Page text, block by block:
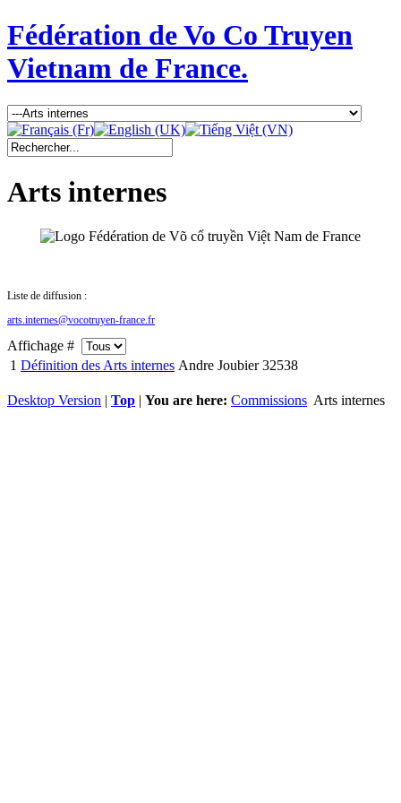
Fédération de Vo Co Truyen
Vietnam de France.
Liste de diffusion :
arts.internes@vocotruyen-france.fr
Affichage #
1 Définition des Arts internes Andre Joubier 32538
Desktop Version | Top | You are here: Commissions